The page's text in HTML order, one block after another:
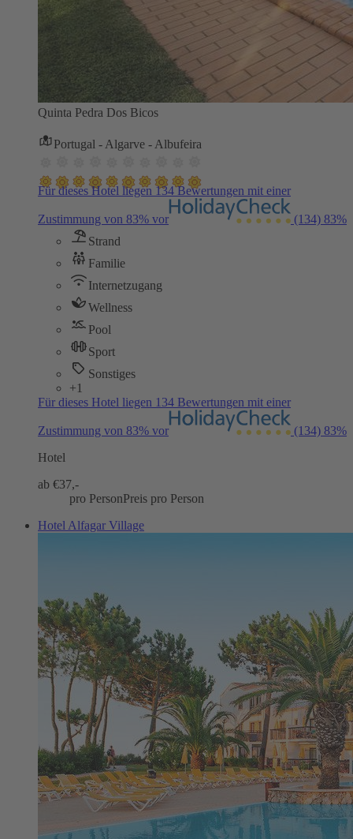
Quinta Pedra Dos Bicos
Portugal - Algarve - Albufeira
Für dieses Hotel liegen 134 Bewertungen mit einer
Zustimmung von 83% vor (134) 83%
Strand
Familie
Internetzugang
Wellness
Pool
Sport
Sonstiges
+1
Für dieses Hotel liegen 134 Bewertungen mit einer
Zustimmung von 83% vor (134) 83%
Hotel
ab €37,-
pro PersonPreis pro Person
Hotel Alfagar Village